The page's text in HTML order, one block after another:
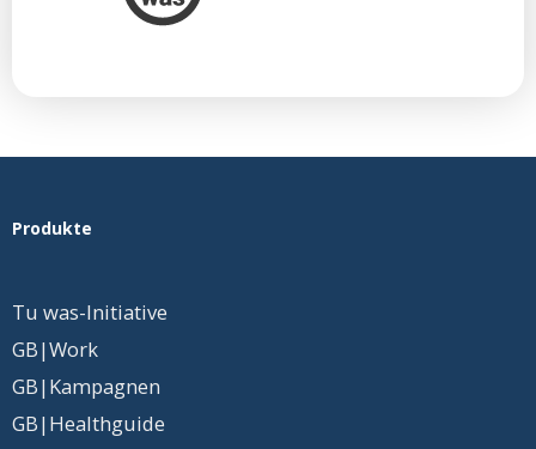
Produkte
Tu was-Initiative
GB|Work
GB|Kampagnen
GB|Healthguide